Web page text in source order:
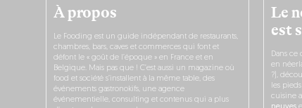
Le
est
Dans
en
?),
les
cuisine
À propos
Le Fooding est un guide indépendant de restaurants,
chambres, bars, caves et commerces qui font et
défont le « goût de l’époque » en France et en
Belgique. Mais pas que ! C’est aussi un magazine où
food et société s’installent à la même table, des
événements gastronokifs, une agence
événementielle, consulting et contenus qui a plus